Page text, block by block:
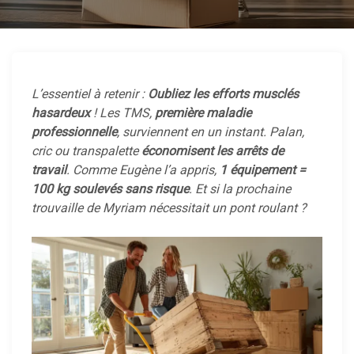
L’essentiel à retenir : Oubliez les efforts musclés
hasardeux! Les TMS, première maladie
professionnelle, surviennent en un instant. Palan,
cric ou transpaletteéconomisent les arrêts de
travail. Comme Eugène l’a appris, 1 équipement =
100 kg soulevés sans risque. Et si la prochaine
trouvaille de Myriam nécessitait un pont roulant ?